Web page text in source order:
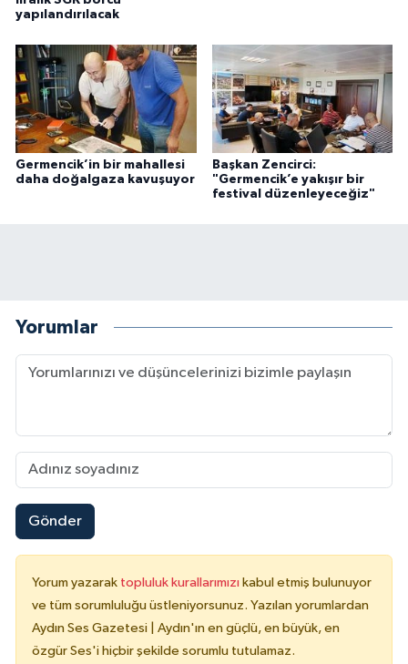
yapılandırılacak
Germencik’in bir mahallesi
daha doğalgaza kavuşuyor
Başkan Zencirci:
"Germencik’e yakışır bir
festival düzenleyeceğiz"
Yorumlar
Gönder
Yorum yazarak topluluk kurallarımızı kabul etmiş bulunuyor
ve tüm sorumluluğu üstleniyorsunuz. Yazılan yorumlardan
Aydın Ses Gazetesi | Aydın'ın en güçlü, en büyük, en
özgür Ses'i hiçbir şekilde sorumlu tutulamaz.